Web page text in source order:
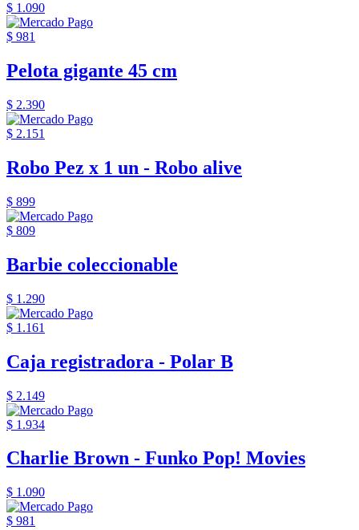
$ 1.090
$ 981
Pelota gigante 45 cm
$ 2.390
$ 2.151
Robo Pez x 1 un - Robo alive
$ 899
$ 809
Barbie coleccionable
$ 1.290
$ 1.161
Caja registradora - Polar B
$ 2.149
$ 1.934
Charlie Brown - Funko Pop! Movies
$ 1.090
$ 981